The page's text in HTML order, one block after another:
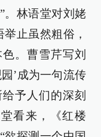
。林语堂对刘姥
止虽然粗俗，
。曹雪芹写刘
’成为一句流传
予人们的深刻
看来，《红楼